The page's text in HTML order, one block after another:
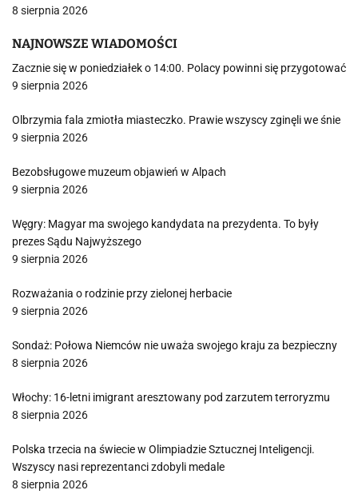
8 sierpnia 2026
NAJNOWSZE WIADOMOŚCI
Zacznie się w poniedziałek o 14:00. Polacy powinni się przygotować
9 sierpnia 2026
Olbrzymia fala zmiotła miasteczko. Prawie wszyscy zginęli we śnie
9 sierpnia 2026
Bezobsługowe muzeum objawień w Alpach
9 sierpnia 2026
Węgry: Magyar ma swojego kandydata na prezydenta. To były
prezes Sądu Najwyższego
9 sierpnia 2026
Rozważania o rodzinie przy zielonej herbacie
9 sierpnia 2026
Sondaż: Połowa Niemców nie uważa swojego kraju za bezpieczny
8 sierpnia 2026
Włochy: 16-letni imigrant aresztowany pod zarzutem terroryzmu
8 sierpnia 2026
Polska trzecia na świecie w Olimpiadzie Sztucznej Inteligencji.
Wszyscy nasi reprezentanci zdobyli medale
8 sierpnia 2026